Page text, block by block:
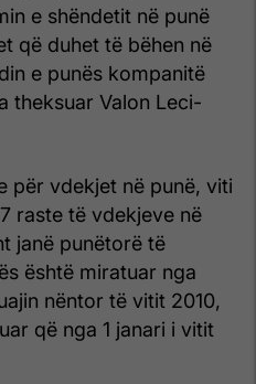
e shëndetit në punë
që duhet të bëhen në
e punës kompanitë
theksuar Valon Leci-
për vdekjet në punë, viti
raste të vdekjeve në
janë punëtorë të
është miratuar nga
nëntor të vitit 2010,
që nga 1 janari i vitit